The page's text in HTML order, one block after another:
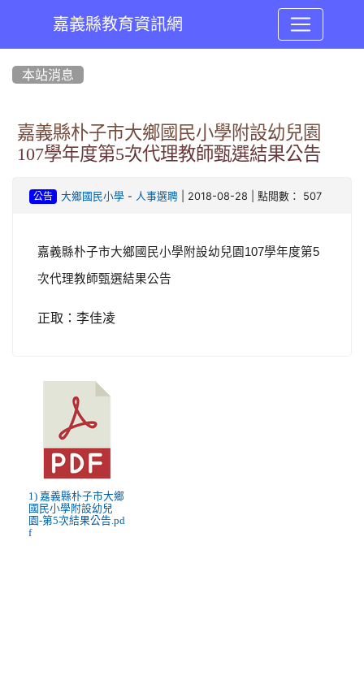
嘉義縣教育資訊網
本站消息
嘉義縣朴子市大鄉國民小學附設幼兒園
107學年度第5次代理教師甄選結果公告
公告 大鄉國民小學- 人事選聘| 2018-08-28 | 點閱數： 507
嘉義縣朴子市大鄉國民小學附設幼兒園107學年度第5
次代理教師甄選結果公告
正取：李佳凌
1) 嘉義縣朴子市大鄉
國民小學附設幼兒
園-第5次結果公告.pd
f